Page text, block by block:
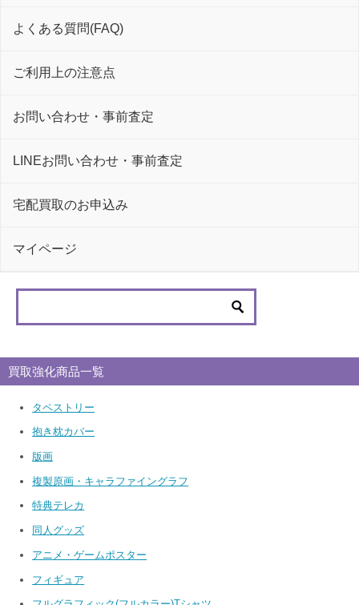
よくある質問(FAQ)
ご利用上の注意点
お問い合わせ・事前査定
LINEお問い合わせ・事前査定
宅配買取のお申込み
マイページ
買取強化商品一覧
タペストリー
抱き枕カバー
版画
複製原画・キャラファイングラフ
特典テレカ
同人グッズ
アニメ・ゲームポスター
フィギュア